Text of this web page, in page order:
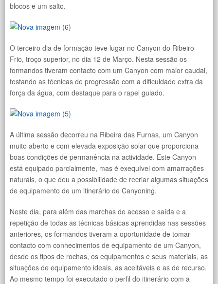
blocos e um salto.
O terceiro dia de formação teve lugar no Canyon do Ribeiro
Frio, troço superior, no dia 12 de Março. Nesta sessão os
formandos tiveram contacto com um Canyon com maior caudal,
testando as técnicas de progressão com a dificuldade extra da
força da água, com destaque para o rapel guiado.
A última sessão decorreu na Ribeira das Furnas, um Canyon
muito aberto e com elevada exposição solar que proporciona
boas condições de permanência na actividade. Este Canyon
está equipado parcialmente, mas é exequível com amarrações
naturais, o que deu a possibilidade de recriar algumas situações
de equipamento de um itinerário de Canyoning.
Neste dia, para além das marchas de acesso e saída e a
repetição de todas as técnicas básicas aprendidas nas sessões
anteriores, os formandos tiveram a oportunidade de tomar
contacto com conhecimentos de equipamento de um Canyon,
desde os tipos de rochas, os equipamentos e seus materiais, as
situações de equipamento ideais, as aceitáveis e as de recurso.
Ao mesmo tempo foi executado o perfil do itinerário com a